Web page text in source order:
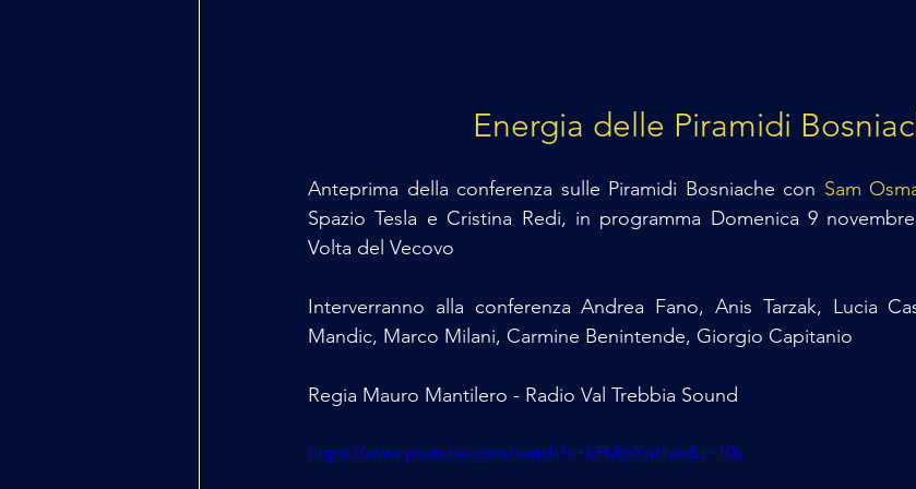
Energia delle Piramidi
Anteprima della conferenza sulle Piramidi Bosniache con Sam
Spazio Tesla e Cristina Redi, in programma Domenica 9
Volta del Vecovo
Interverranno alla conferenza Andrea Fano, Anis Tarzak, Lucia
Mandic, Marco Milani, Carmine Benintende, Giorgio Capitanio
Regia Mauro Mantilero - Radio Val Trebbia Sound
https://www.youtube.com/watch?v=kFMj6ZwHvis&t=10s